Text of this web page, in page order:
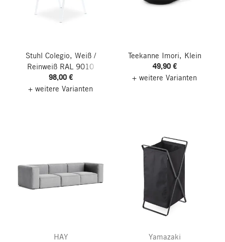
Stuhl Colegio, Weiß /
Reinweiß RAL 9010
98,00 €
+ weitere Varianten
Teekanne Imori, Klein
49,90 €
+ weitere Varianten
HAY
Yamazaki